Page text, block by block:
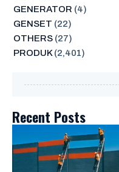
GENERATOR (4)
GENSET (22)
OTHERS(27)
PRODUK(2,401)
Recent Posts